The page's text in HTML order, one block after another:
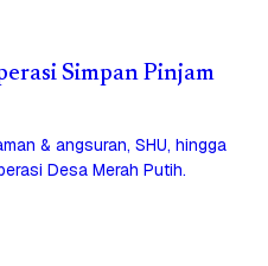
Simpan Pinjam
& angsuran, SHU, hingga
Desa Merah Putih.